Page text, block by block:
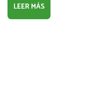
LEER MÁS